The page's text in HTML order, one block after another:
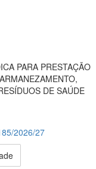
PARA PRESTAÇÃO
DE SAÚDE
2026/27